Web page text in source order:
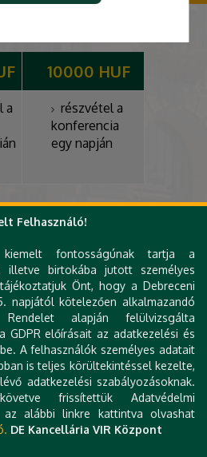
10000 HUF
a
részvétel a
konferencia
egy napján
vagy a helyszínen
Szakos Tanárképzésért
számlájára kérjük:
66661000
neve
Felhasználó!
fontosságúnak tartja a
illetve birtokába jutott személyes
Önt, hogy a Debreceni
napjától kötelezően alkalmazandó
alapján felülvizsgálta
előírásait az adatkezelési és
A felhasználók személyes adatait
is teljes körültekintéssel kezelte,
adatkezelési szabályozásoknak.
frissítettük Adatvédelmi
az alábbi linkre kattintva olvashat
DE Kancellária VIR Központ